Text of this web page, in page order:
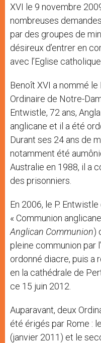
XVI le 9 novembre
nombreuses
par des groupes de
désireux d’entrer en
avec l’Eglise catholique
Benoît XVI a nommé
Ordinaire de Notre-
Entwistle, 72 ans,
anglicane et il a été
Durant ses 24 ans de
notamment été
Australie en 1988, il a
des prisonniers.
En 2006, le P.
« Communion
Anglican Communion)
pleine communion par
ordonné diacre, puis a
en la cathédrale de
ce 15 juin 2012.
Auparavant, deux
été érigés par Rome :
(janvier 2011) et le